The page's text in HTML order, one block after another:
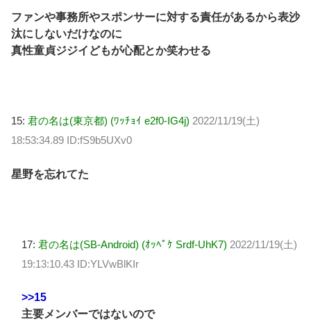
ファンや事務所やスポンサーに対する責任があるから表沙
汰にしないだけなのに
真性童貞ジジイどもが心配とか笑わせる
15: 君の名は(東京都) (ﾜｯﾁｮｲ e2f0-IG4j) 2022/11/19(土)
18:53:34.89 ID:fS9b5UXv0
星野を忘れてた
17: 君の名は(SB-Android) (ｵｯﾍﾟｹ Srdf-UhK7) 2022/11/19(土)
19:13:10.43 ID:YLVwBlKIr
>>15
主要メンバーではないので